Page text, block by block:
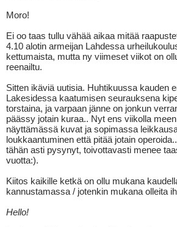
Moro!
Ei oo taas tullu vähää aikaa mitää
4.10 alotin armeijan Lahdessa
kettumaista, mutta ny viimeset viikot on
reenailtu.
Sitten ikäviä uutisia. Huhtikuussa kauden
Lakesidessa kaatumisen seurauksena
torstaina, ja varpaan jänne on jonkun
päässy jotain kuraa.. Nyt ens viikolla
näyttämässä kuvat ja sopimassa
loukkaantuminen että pitää jotain
tähän asti pysynyt, toivottavasti menee
vuotta:).
Kiitos kaikille ketkä on ollu mukana
kannustamassa / jotenkin mukana olleita
Hello!